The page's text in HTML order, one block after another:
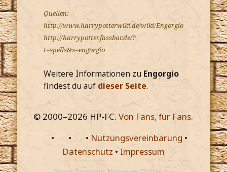
Quellen:
http://www.harrypotterwiki.de/wiki/Engorgio
http://harrypotter.fassbar.de/?
t=spells&s=engorgio
Weitere Informationen zu Engorgio
findest du auf dieser Seite.
© 2000–2026 HP-FC.Von Fans, für Fans.
•
• • Nutzungsvereinbarung •
Datenschutz • Impressum